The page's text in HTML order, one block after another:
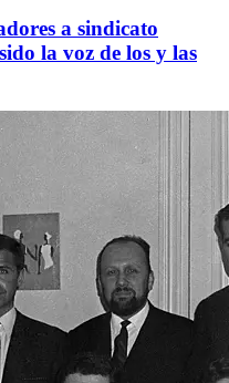
a sindicato
la voz de los y las